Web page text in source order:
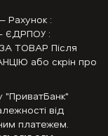
Рахунок :
ЄДРПОУ :
ТОВАР Після
або скрін про
"ПриватБанк"
від
платежем.